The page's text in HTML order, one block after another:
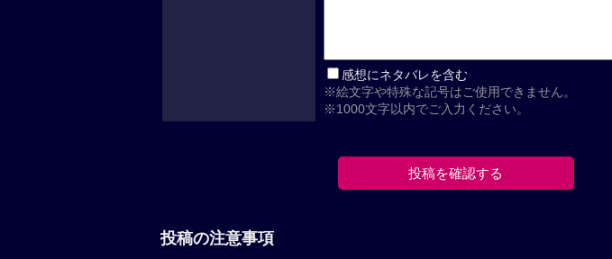
感想にネタバレを含む
※絵文字や特殊な記号はご使用できません。
※1000文字以内でご入力ください。
投稿の注意事項